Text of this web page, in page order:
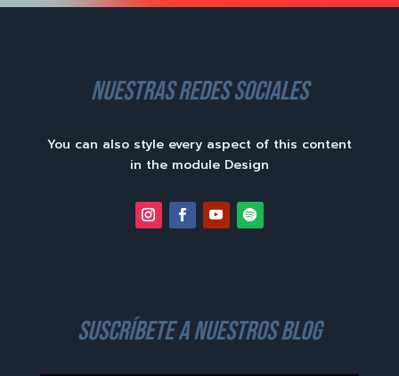
nuestras redes sociales
You can also style every aspect of this content
in the module Design
suscríbete a nuestros blog